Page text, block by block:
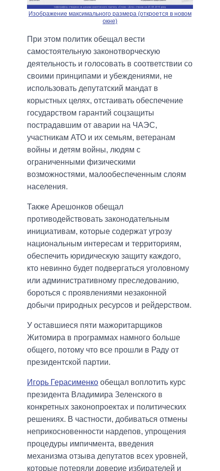
Изображение максимального размера (откроется в новом
окне)
При этом политик обещал вести
самостоятельную законотворческую
деятельность и голосовать в соответствии со
своими принципами и убеждениями, не
использовать депутатский мандат в
корыстных целях, отстаивать обеспечение
государством гарантий соцзащиты
пострадавшим от аварии на ЧАЭС,
участникам АТО и их семьям, ветеранам
войны и детям войны, людям с
ограниченными физическими
возможностями, малообеспеченным слоям
населения.
Также Арешонков обещал
противодействовать законодательным
инициативам, которые содержат угрозу
национальным интересам и территориям,
обеспечить юридическую защиту каждого,
кто невинно будет подвергаться уголовному
или административному преследованию,
бороться с проявлениями незаконной
добычи природных ресурсов и рейдерством.
У оставшиеся пяти мажоритарщиков
Житомира в программах намного больше
общего, потому что все прошли в Раду от
президентской партии.
Игорь Герасименко обещал воплотить курс
президента Владимира Зеленского в
конкретных законопроектах и политических
решениях. В частности, добиваться отмены
неприкосновенности нардепов, упрощения
процедуры импичмента, введения
механизма отзыва депутатов всех уровней,
которые потеряли доверие избирателей и